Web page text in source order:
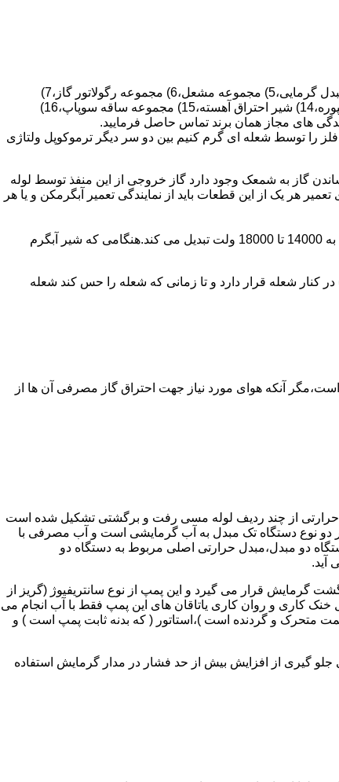
قطعات ساختمان آب گرم کن های دیواری شمعک دار عبارتند از : 1) کلاهک تعدیل،2) کلاهک تعدیل جریان دودکش،3) صفحه پشتی آبگرمکن،4) مبدل گرمایی،5) مجموعه مشعل،6) مجموعه رگولاتور گاز،7)
مجموعه رگولاتور آب،8) رویه آبگرمکن،9) صفحه پشتی آبگرمکن،10) رگولاتور آب در آبگرمکن های شمعک دار،11) بدنه،12) قاب برنجی،13) شیپوره،14) شیر احتراق آهسته،15) مجموعه ساقه سوپاپ،16)
را توسط شعله ای گرم کنیم بین دو سر دیگر ترموکوپل ولتاژی
گاز به شمعک وجود دارد گاز خروجی از این منفذ توسط لوله
هر یک از این قطعات باید از نمایندگی تعمیر آبگرمکن و یا هر
برد کنترل آبگرمکن:نیروی محرکه این برد از یک آدابتور یا دو عدد باتری 1/5 ولت تامین می شود.برای ایجاد جرقه یک تراس افزاینده این 3 ولت را به 14000 تا 18000 ولت تبدیل می کند.هنگامی که شیر آبگرم
شعله قرار دارد و تا زمانی که شعله را حس کند شعله
مسکونی و غیر مسکونی که مسحت آن ها کمتر از 60 متر مربع باشد ممنوع است،مگر آنکه هوای مورد نیاز جهت احتراق گاز مصرفی آن ها از
از چند ردیف لوله مسی رفت و برگشتی تشکیل شده است
دو نوع دستگاه تک مبدل به آب گرمایشی است و آب مصرفی با
دو مبدل،مبدل حرارتی اصلی مربوط به دستگاه دو
آید.
گرمایش قرار می گیرد و این پمپ از نوع سانتریفیوژ (گریز از
خنک کاری و روان کاری یاتاقان های این پمپ فقط با آب انجام می
متحرک و گردنده است )،استاتور ( که بدنه ثابت پمپ است ) و
جلو گیری از افزایش بیش از حد فشار در مدار گرمایش استفاده